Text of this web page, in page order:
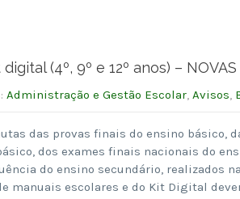
(4º, 9º e 12º anos) – NOVAS
Administração e Gestão Escolar, Avisos,
das provas finais do ensino básico,
dos exames finais nacionais do
do ensino secundário, realizados na
manuais escolares e do Kit Digital